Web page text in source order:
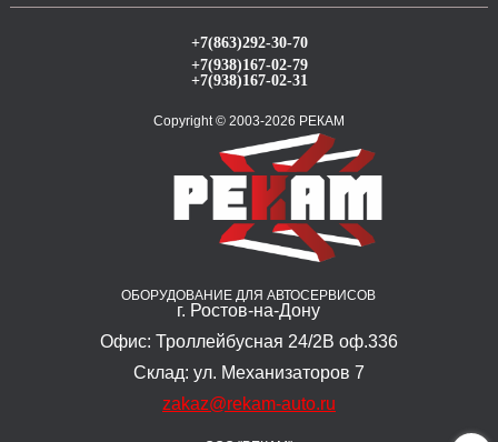
+7(863)292-30-70
+7(938)167-02-79
+7(938)167-02-31
Copyright © 2003-2026 РЕКАМ
ОБОРУДОВАНИЕ ДЛЯ АВТОСЕРВИСОВ
г. Ростов-на-Дону
Офис: Троллейбусная 24/2В оф.336
Склад: ул. Механизаторов 7
zakaz@rekam-auto.ru